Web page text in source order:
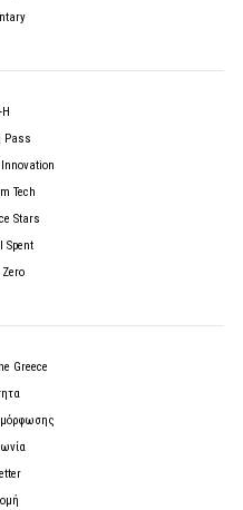
Pass
Tech
Stars
Spent
Greece